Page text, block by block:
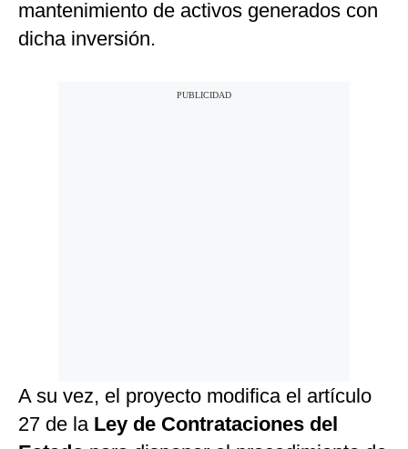
mantenimiento de activos generados con
dicha inversión.
A su vez, el proyecto modifica el artículo
27 de la Ley de Contrataciones del